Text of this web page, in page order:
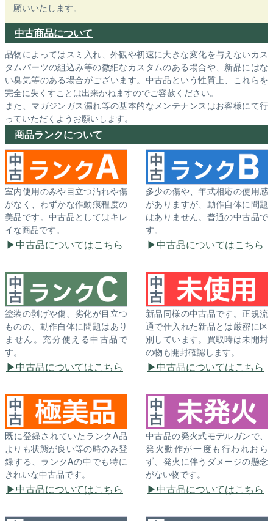
願いいたします。
中古商品について
品物によってはスミ入れ、外観や初速に大きな変化を与えないカス
タムパーツの組込み等の微細なカスタムのある場合や、新品にはな
い臭気等のある場合がございます。中古品という性質上、これらを
完全に失くすことは出来かねますのでご容赦ください。
また、マガジンガス漏れ等の基本的なメンテナンスはお客様にて行
っていただくようお願いします。
商品ランクについて
室内使用のみや目立つ汚れや傷
がなく、わずかな作動痕程度の
美品です。中古品としてはキレ
イな商品です。
中古品についてはこちら
多少の傷や、年式相応の使用感
がありますが、動作自体に問題
はありません。普通の中古品で
す。
中古品についてはこちら
塗装の剥げや傷、劣化が目立つ
ものの、動作自体に問題はあり
ません。充分使える中古品で
す。
中古品についてはこちら
新品同様の中古品です。正規流
通で仕入れた新品とは厳密に区
別しています。買取時は未開封
の物も開封確認します。
中古品についてはこちら
既に登録されていたランクA品
よりも状態が良い等の時のみ登
録する、ランクAの中でも特に
きれいな中古品です。
中古品についてはこちら
中古品の発火式モデルガンで、
発火動作が一度も行われおら
ず、発火に伴うダメージの懸念
がない物です。
中古品についてはこちら